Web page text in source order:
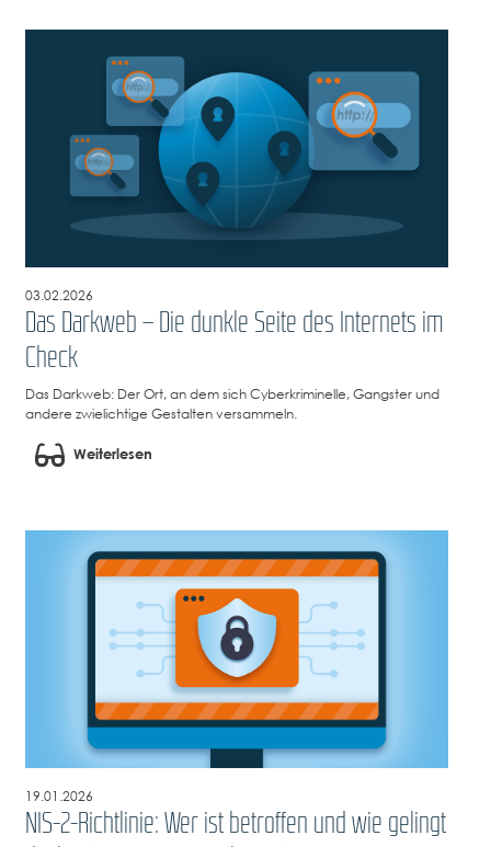
03.02.2026
Das Darkweb – Die dunkle Seite des Internets im
Check
Das Darkweb: Der Ort, an dem sich Cyberkriminelle, Gangster und
andere zwielichtige Gestalten versammeln.
Weiterlesen
19.01.2026
NIS-2-Richtlinie: Wer ist betroffen und wie gelingt